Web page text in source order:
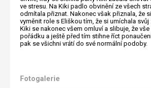
ve stresu. Na Kiki padlo obvinění ze všech
odmítala přiznat. Nakonec však přiznala, že
vyměnit role s Eliškou tím, že si umíchala
Kiki se nakonec všem omluví a slibuje, že vše
pořádku a ještě před tím stihne říct
pak se všichni vrátí do své normální podoby.
Fotogalerie